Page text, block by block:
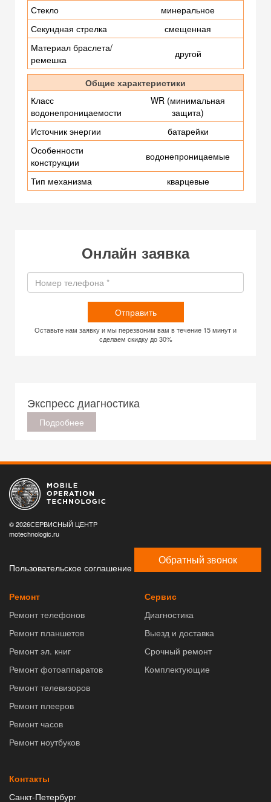
Стекло
минеральное
Секундная стрелка
смещенная
Материал браслета/
ремешка
другой
Общие характеристики
Класс
водонепроницаемости
WR (минимальная
защита)
Источник энергии
батарейки
Особенности
конструкции
водонепроницаемые
Тип механизма кварцевые
Онлайн заявка
Отправить
Оставьте нам заявку и мы перезвоним вам в течение 15 минут и
сделаем скидку до 30%
Экспресс диагностика
Подробнее
© 2026СЕРВИСНЫЙ ЦЕНТР
motechnologic.ru
Пользовательское соглашение
Обратный звонок
Ремонт
Ремонт телефонов
Ремонт планшетов
Ремонт эл. книг
Ремонт фотоаппаратов
Ремонт телевизоров
Ремонт плееров
Ремонт часов
Ремонт ноутбуков
Сервис
Диагностика
Выезд и доставка
Срочный ремонт
Комплектующие
Контакты
Санкт-Петербург